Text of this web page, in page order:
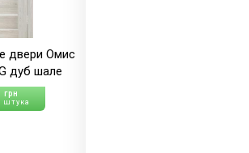
двери Омис
дуб шале
грн
штука